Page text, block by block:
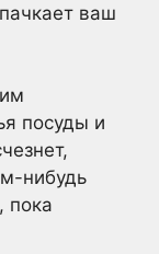
ваш
посуды и
нибудь
пока